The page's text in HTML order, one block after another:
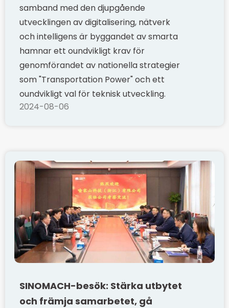
samband med den djupgående
utvecklingen av digitalisering, nätverk
och intelligens är byggandet av smarta
hamnar ett oundvikligt krav för
genomförandet av nationella strategier
som "Transportation Power" och ett
oundvikligt val för teknisk utveckling.
2024-08-06
SINOMACH-besök: Stärka utbytet
och främja samarbetet, gå